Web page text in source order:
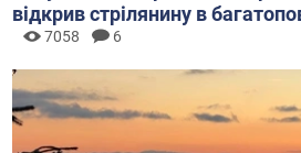
відкрив стрілянину в
7058 6